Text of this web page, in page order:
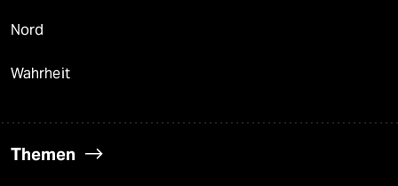
Nord
Wahrheit
Themen